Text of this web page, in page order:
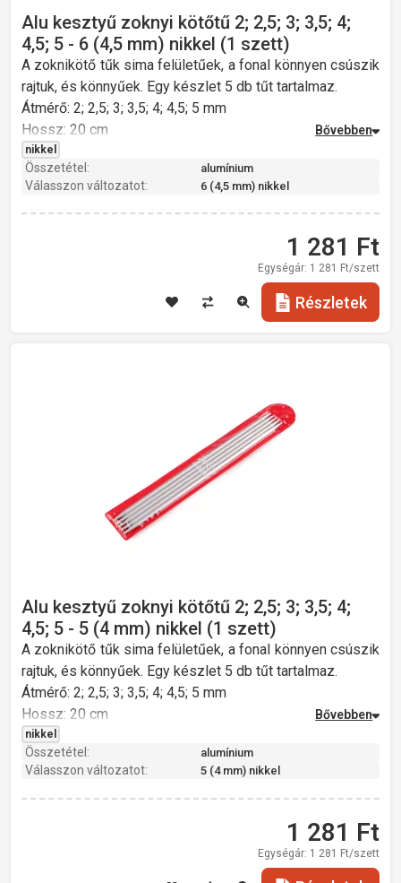
Alu kesztyű zoknyi kötőtű 2; 2,5; 3; 3,5; 4;
4,5; 5 - 6 (4,5 mm) nikkel (1 szett)
A zoknikötő tűk sima felületűek, a fonal könnyen csúszik
rajtuk, és könnyűek. Egy készlet 5 db tűt tartalmaz.
Átmérő: 2; 2,5; 3; 3,5; 4; 4,5; 5 mm
Hossz: 20 cm
Súly: 18 g
nikkel
Összetétel: alumínium
Válasszon változatot: 6 (4,5 mm) nikkel
1 281 Ft
Egységár: 1 281 Ft/szett
Részletek
Alu kesztyű zoknyi kötőtű 2; 2,5; 3; 3,5; 4;
4,5; 5 - 5 (4 mm) nikkel (1 szett)
A zoknikötő tűk sima felületűek, a fonal könnyen csúszik
rajtuk, és könnyűek. Egy készlet 5 db tűt tartalmaz.
Átmérő: 2; 2,5; 3; 3,5; 4; 4,5; 5 mm
Hossz: 20 cm
Súly: 18 g
nikkel
Összetétel: alumínium
Válasszon változatot: 5 (4 mm) nikkel
1 281 Ft
Egységár: 1 281 Ft/szett